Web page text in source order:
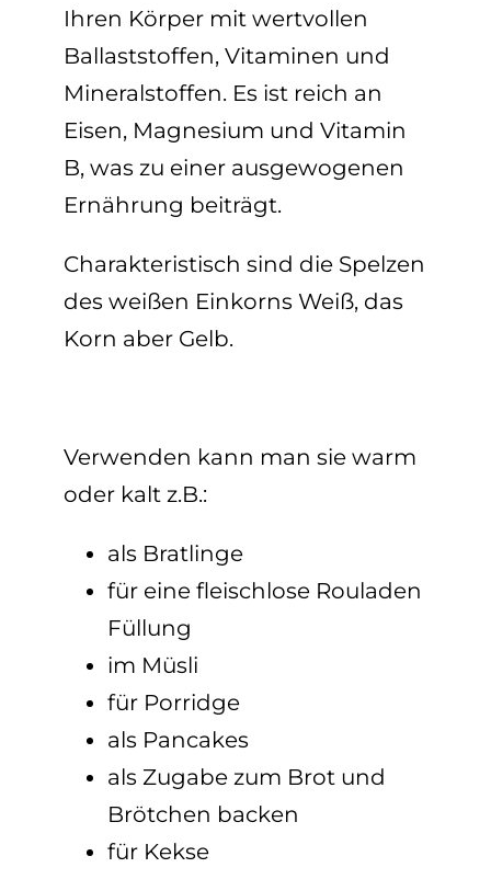
Ihren Körper mit wertvollen
Ballaststoffen, Vitaminen und
Mineralstoffen. Es ist reich an
Eisen, Magnesium und Vitamin
B, was zu einer ausgewogenen
Ernährung beiträgt.
Charakteristisch sind die Spelzen
des weißen Einkorns Weiß, das
Korn aber Gelb.
Verwenden kann man sie warm
oder kalt z.B.:
als Bratlinge
für eine fleischlose Rouladen
Füllung
im Müsli
für Porridge
als Pancakes
als Zugabe zum Brot und
Brötchen backen
für Kekse